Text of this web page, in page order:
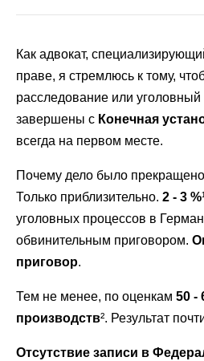
Как адвокат,
праве, я стремлюсь к тому,
расследование или
завершены с Конечная
всегда на первом месте.
Почему дело было
Только приблизительно. 2 - 3 %
уголовных процессов в
обвинительным приговором.
приговор.
Тем не менее, по оценкам 50 -
производств². Результат
Отсутствие записи в